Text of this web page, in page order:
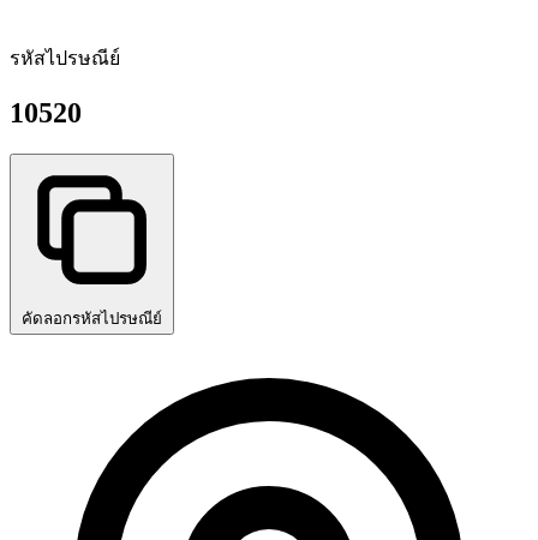
รหัสไปรษณีย์
10520
คัดลอกรหัสไปรษณีย์